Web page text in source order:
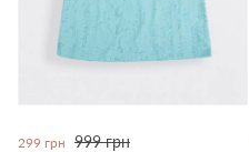
299 грн 999 грн